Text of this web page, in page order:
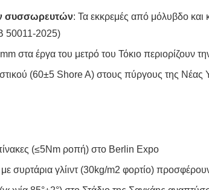
85°±2°) στο Στάδιο της Σαγκάης
1000 εκατοστά
Απεριόριστο